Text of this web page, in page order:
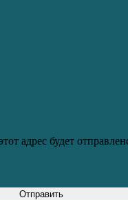
адрес будет
Отправить